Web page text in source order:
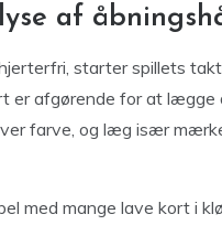
af
starter spillets
er afgørende for at
farve, og læg især
med mange lave kort i